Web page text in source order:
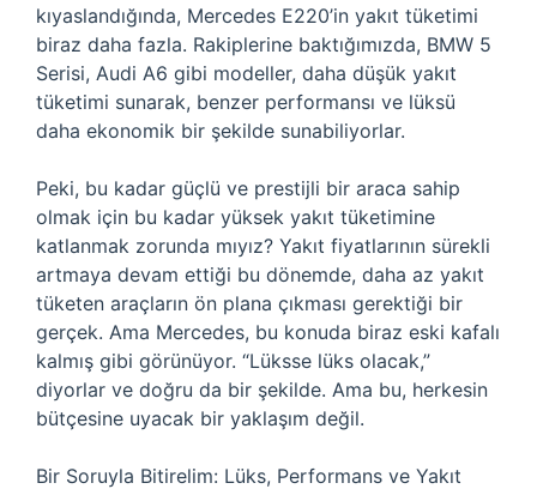
kıyaslandığında, Mercedes E220’in yakıt tüketimi
biraz daha fazla. Rakiplerine baktığımızda, BMW 5
Serisi, Audi A6 gibi modeller, daha düşük yakıt
tüketimi sunarak, benzer performansı ve lüksü
daha ekonomik bir şekilde sunabiliyorlar.
Peki, bu kadar güçlü ve prestijli bir araca sahip
olmak için bu kadar yüksek yakıt tüketimine
katlanmak zorunda mıyız? Yakıt fiyatlarının sürekli
artmaya devam ettiği bu dönemde, daha az yakıt
tüketen araçların ön plana çıkması gerektiği bir
gerçek. Ama Mercedes, bu konuda biraz eski kafalı
kalmış gibi görünüyor. “Lüksse lüks olacak,”
diyorlar ve doğru da bir şekilde. Ama bu, herkesin
bütçesine uyacak bir yaklaşım değil.
Bir Soruyla Bitirelim: Lüks, Performans ve Yakıt